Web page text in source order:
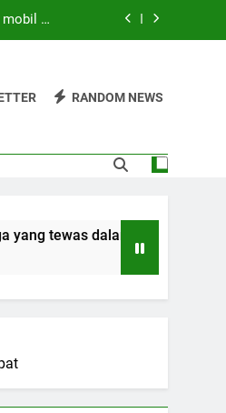
di
2026)
2026)
RANDOM NEWS
kecelakaan mobil di Hong